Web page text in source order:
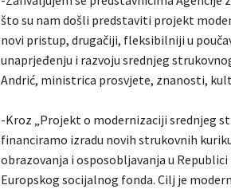
što su nam došli predstaviti projekt
novi pristup, drugačiji, fleksibilniji u
unaprjeđenju i razvoju srednjeg
Andrić, ministrica prosvjete, znanosti,
-Kroz „Projekt o modernizaciji srednjeg
financiramo izradu novih strukovnih
obrazovanja i osposobljavanja u
Europskog socijalnog fonda. Cilj je